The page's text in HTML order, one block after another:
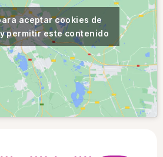
aceptar cookies de
permitir este contenido